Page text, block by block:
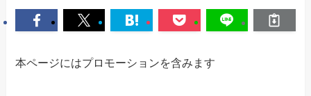
本ページにはプロモーションを含みます